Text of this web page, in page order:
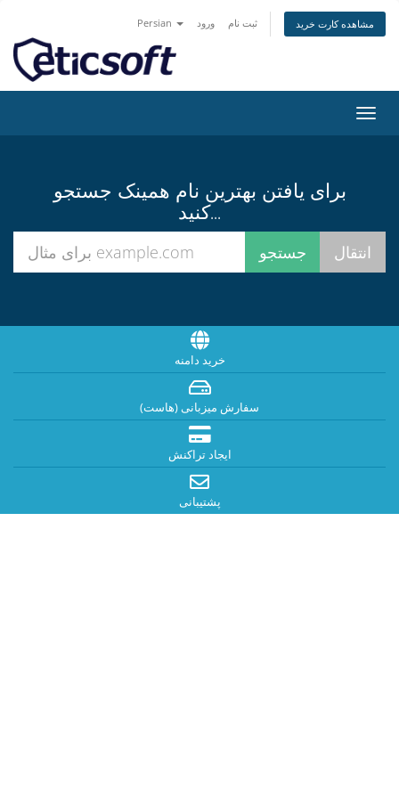
Persian ورود ثبت نام مشاهده کارت خرید
تغییر
برای یافتن بهترین نام همینک جستجو
کنید...
خرید دامنه
سفارش میزبانی (هاست)
ایجاد تراکنش
پشتیبانی